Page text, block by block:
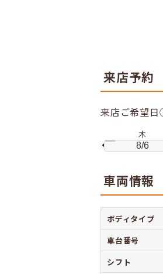
来店予約
来店ご希望日
木
8/6
車両情報
ボディタイプ
車台番号
シフト